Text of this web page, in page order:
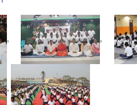
, ,
,